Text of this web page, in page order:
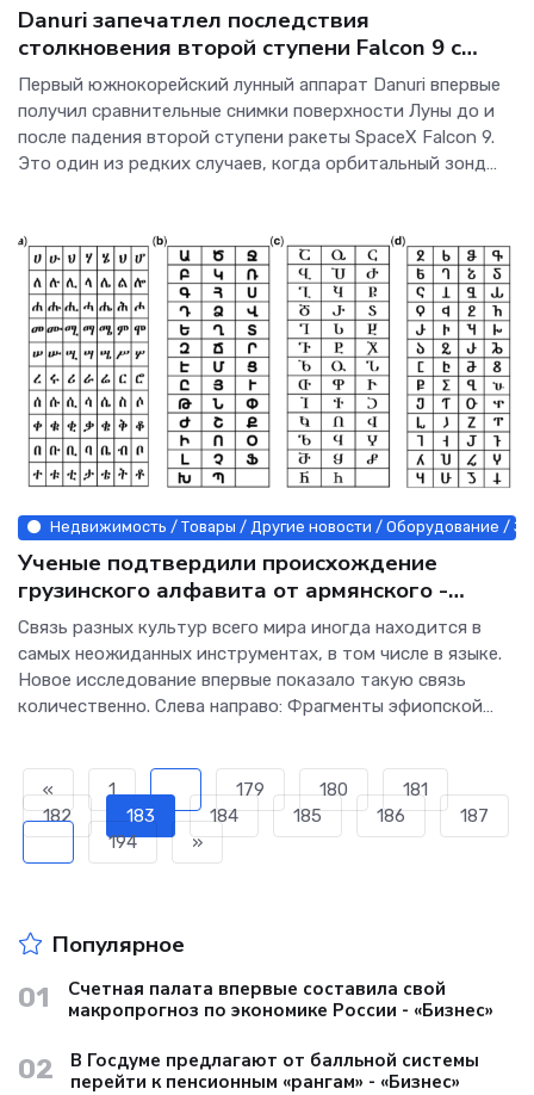
Danuri запечатлел последствия
столкновения второй ступени Falcon 9 с
Луной - Интернет технологии.
Первый южнокорейский лунный аппарат Danuri впервые
получил сравнительные снимки поверхности Луны до и
после падения второй ступени ракеты SpaceX Falcon 9.
Это один из редких случаев, когда орбитальный зонд
с
Недвижимость / Товары / Другие новости / Оборудование /
Ученые подтвердили происхождение
грузинского алфавита от армянского -
Интернет технологии.
Связь разных культур всего мира иногда находится в
самых неожиданных инструментах, в том числе в языке.
Новое исследование впервые показало такую связь
количественно. Слева направо: Фрагменты эфиопской
«
1 ... 179 180
181
182
183 184 185 186
187
...
194 »
Популярное
01
Счетная палата впервые составила свой
макропрогноз по экономике России - «Бизнес»
02
В Госдуме предлагают от балльной системы
перейти к пенсионным «рангам» - «Бизнес»